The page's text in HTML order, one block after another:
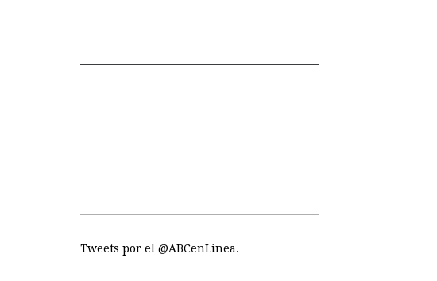
Tweets por el @ABCenLinea.